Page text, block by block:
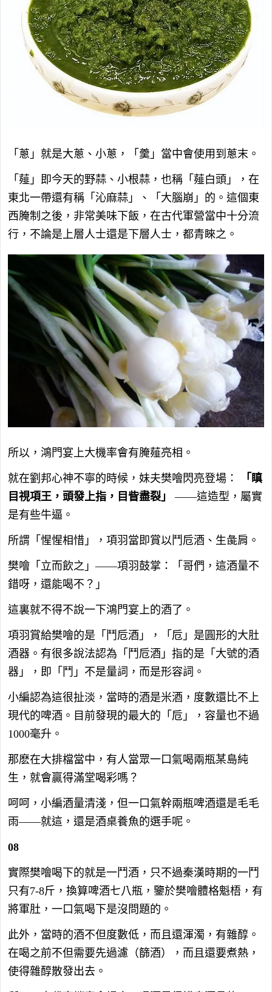
「蔥」就是大蔥、小蔥，「羹」當中會使用到蔥末。
「薤」即今天的野蒜、小根蒜，也稱「薤白頭」，在
東北一帶還有稱「沁麻蒜」、「大腦崩」的。這個東
西腌制之後，非常美味下飯，在古代軍營當中十分流
行，不論是上層人士還是下層人士，都青睞之。
所以，鴻門宴上大機率會有腌薤亮相。
就在劉邦心神不寧的時候，妹夫樊噲閃亮登場：
「瞋
目視項王，頭發上指，目眥盡裂」——這造型，屬實
是有些牛逼。
所謂「惺惺相惜」，項羽當即賞以鬥卮酒、生彘肩。
樊噲「立而飲之」——項羽鼓掌：「哥們，這酒量不
錯呀，還能喝不？」
這裏就不得不說一下鴻門宴上的酒了。
項羽賞給樊噲的是「鬥卮酒」，「卮」是圓形的大肚
酒器。有很多說法認為「鬥卮酒」指的是「大號的酒
器」，即「鬥」不是量詞，而是形容詞。
小編認為這很扯淡，當時的酒是米酒，度數還比不上
現代的啤酒。目前發現的最大的「卮」，容量也不過
1000毫升。
那麽在大排檔當中，有人當眾一口氣喝兩瓶某島純
生，就會贏得滿堂喝彩嗎？
呵呵，小編酒量清淺，但一口氣幹兩瓶啤酒還是毛毛
雨——就這，還是酒桌養魚的選手呢。
08
實際樊噲喝下的就是一鬥酒，只不過秦漢時期的一鬥
只有7-8斤，換算啤酒七八瓶，鑒於樊噲體格魁梧，有
將軍肚，一口氣喝下是沒問題的。
此外，當時的酒不但度數低，而且還渾濁，有雜醇。
在喝之前不但需要先過濾（篩酒），而且還要煮熱，
使得雜醇散發出去。